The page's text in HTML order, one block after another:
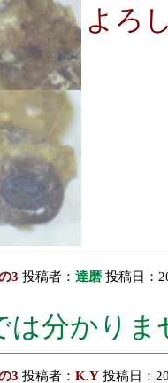
よろ
3 投稿者： 達磨 投稿日：
は分かり
3 投稿者： K.Y投稿日：